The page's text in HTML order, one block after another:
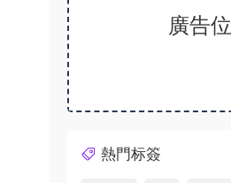
廣告位
熱門标簽